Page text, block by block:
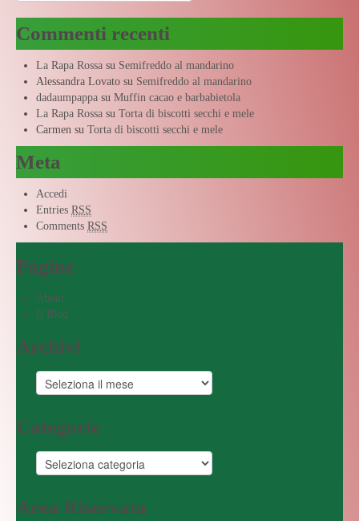
Commenti recenti
La Rapa Rossa su Semifreddo al mandarino
Alessandra Lovato su Semifreddo al mandarino
dadaumpappa su Muffin cacao e barbabietola
La Rapa Rossa su Torta di biscotti secchi e mele
Carmen su Torta di biscotti secchi e mele
Meta
Accedi
Entries RSS
Comments RSS
Pagine
About
Il Blog
Archivi
Categorie
Area Riservata